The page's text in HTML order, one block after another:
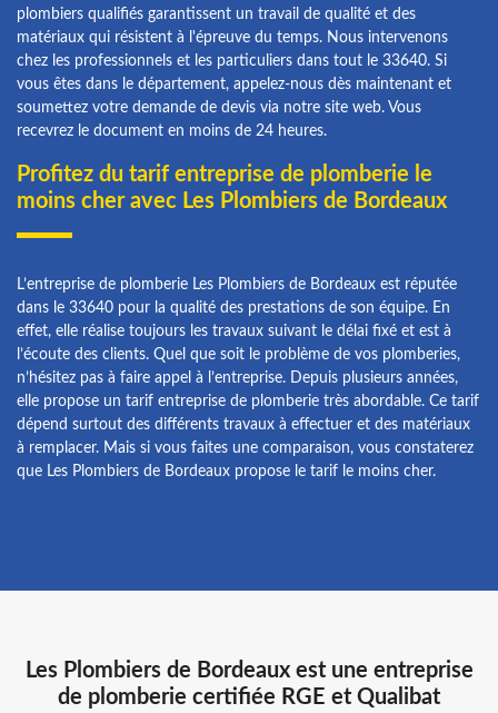
plombiers qualifiés garantissent un travail de qualité et des
matériaux qui résistent à l'épreuve du temps. Nous intervenons
chez les professionnels et les particuliers dans tout le 33640. Si
vous êtes dans le département, appelez-nous dès maintenant et
soumettez votre demande de devis via notre site web. Vous
recevrez le document en moins de 24 heures.
Profitez du tarif entreprise de plomberie le
moins cher avec Les Plombiers de Bordeaux
L’entreprise de plomberie Les Plombiers de Bordeaux est réputée
dans le 33640 pour la qualité des prestations de son équipe. En
effet, elle réalise toujours les travaux suivant le délai fixé et est à
l’écoute des clients. Quel que soit le problème de vos plomberies,
n’hésitez pas à faire appel à l’entreprise. Depuis plusieurs années,
elle propose un tarif entreprise de plomberie très abordable. Ce tarif
dépend surtout des différents travaux à effectuer et des matériaux
à remplacer. Mais si vous faites une comparaison, vous constaterez
que Les Plombiers de Bordeaux propose le tarif le moins cher.
Les Plombiers de Bordeaux est une entreprise
de plomberie certifiée RGE et Qualibat